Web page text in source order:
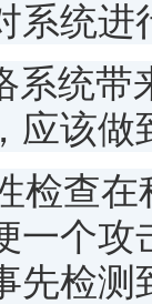
系统进
系统带
应该做
检查
一个攻
先检